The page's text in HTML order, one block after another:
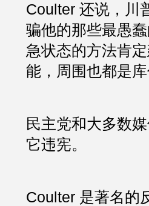
Coulter 还说，川
骗他的那些最愚
急状态的方法肯
能，周围也都是
民主党和大多数
它违宪。
Coulter 是著名的